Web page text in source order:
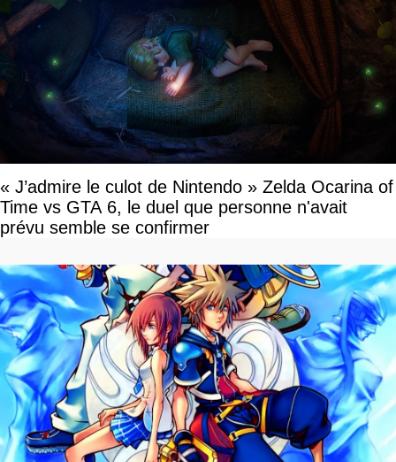
« J’admire le culot de Nintendo » Zelda Ocarina of
Time vs GTA 6, le duel que personne n'avait
prévu semble se confirmer